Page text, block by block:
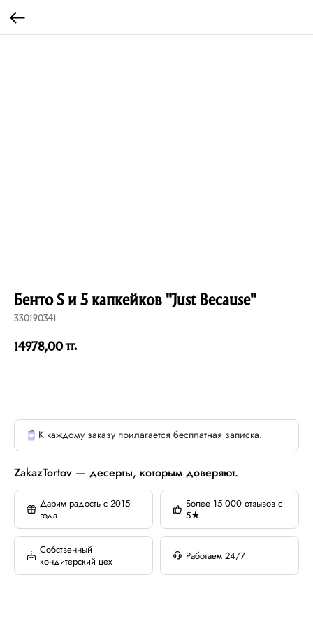
Бенто S и 5 капкейков "Just Because"
330190341
14978,00тг.
К каждому заказу прилагается бесплатная записка.
ZakazTortov — десерты, которым доверяют.
Дарим радость с 2015
года
Более 15 000 отзывов с
5★
Собственный
кондитерский цех
Работаем 24/7